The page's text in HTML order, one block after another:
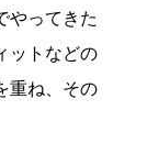
やってきた
ットなどの
重ね、その